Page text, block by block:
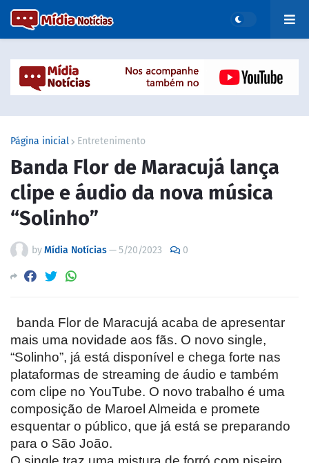
Página inicial Entretenimento
Banda Flor de Maracujá lança
clipe e áudio da nova música
“Solinho”
byMídia Notícias—5/20/2023 0
banda Flor de Maracujá acaba de apresentar
mais uma novidade aos fãs. O novo single,
“Solinho”, já está disponível e chega forte nas
plataformas de streaming de áudio e também
com clipe no YouTube. O novo trabalho é uma
composição de Maroel Almeida e promete
esquentar o público, que já está se preparando
para o São João.